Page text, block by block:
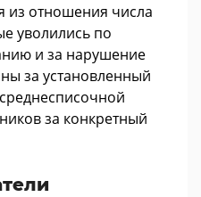
из отношения числа
уволились по
и за нарушение
за установленный
за конкретный